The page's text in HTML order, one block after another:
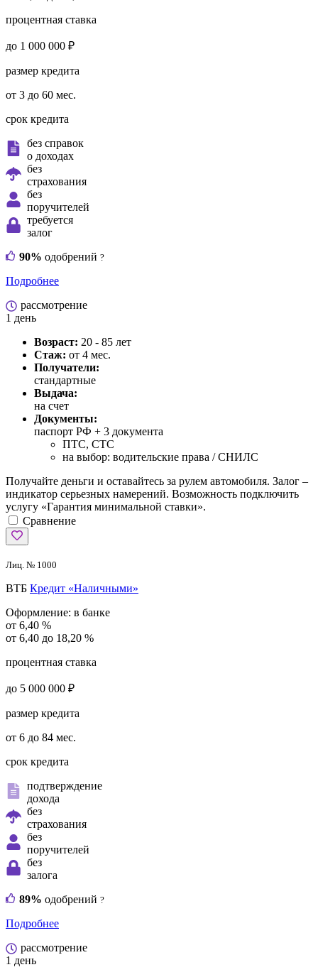
процентная ставка
до 1 000 000 ₽
размер кредита
от 3 до 60 мес.
срок кредита
без справок
о доходах
без
страхования
без
поручителей
требуется
залог
90% одобрений ?
Подробнее
рассмотрение
1 день
Возраст: 20 - 85 лет
Стаж: от 4 мес.
Получатели:
стандартные
Выдача:
на счет
Документы:
паспорт РФ + 3 документа
ПТС, СТС
на выбор: водительские права / СНИЛС
Получайте деньги и оставайтесь за рулем автомобиля. Залог –
индикатор серьезных намерений. Возможность подключить
услугу «Гарантия минимальной ставки».
Сравнение
Лиц. № 1000
ВТБ Кредит «Наличными»
Оформление: в банке
от 6,40 %
от 6,40 до 18,20 %
процентная ставка
до 5 000 000 ₽
размер кредита
от 6 до 84 мес.
срок кредита
подтверждение
дохода
без
страхования
без
поручителей
без
залога
89% одобрений ?
Подробнее
рассмотрение
1 день